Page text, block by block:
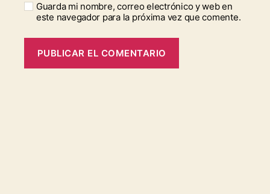
Guarda mi nombre, correo electrónico y web en
este navegador para la próxima vez que comente.